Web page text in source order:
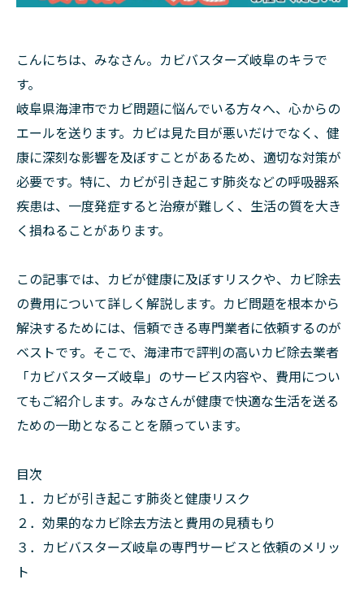
こんにちは、みなさん。カビバスターズ岐阜のキラで
す。
岐阜県海津市でカビ問題に悩んでいる方々へ、心からの
エールを送ります。カビは見た目が悪いだけでなく、健
康に深刻な影響を及ぼすことがあるため、適切な対策が
必要です。特に、カビが引き起こす肺炎などの呼吸器系
疾患は、一度発症すると治療が難しく、生活の質を大き
く損ねることがあります。
この記事では、カビが健康に及ぼすリスクや、カビ除去
の費用について詳しく解説します。カビ問題を根本から
解決するためには、信頼できる専門業者に依頼するのが
ベストです。そこで、海津市で評判の高いカビ除去業者
「カビバスターズ岐阜」のサービス内容や、費用につい
てもご紹介します。みなさんが健康で快適な生活を送る
ための一助となることを願っています。
目次
１．カビが引き起こす肺炎と健康リスク
２．効果的なカビ除去方法と費用の見積もり
３．カビバスターズ岐阜の専門サービスと依頼のメリッ
ト